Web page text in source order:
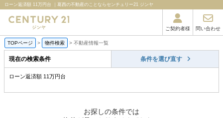
ローン返済額 11万円台 ｜葛西の不動産のことならセンチュリー21 ジンヤ
ご契約者様 問い合わせ
TOPページ > 物件検索 > 不動産情報一覧
現在の検索条件 条件を選び直す
ローン返済額 11万円台
お探しの条件では